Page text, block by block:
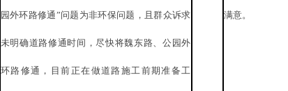
园外环路修通”问题为非环保问题，且群众诉求
未明确道路修通时间，尽快将魏东路、公园外
环路修通，目前正在做道路施工前期准备工
满意。